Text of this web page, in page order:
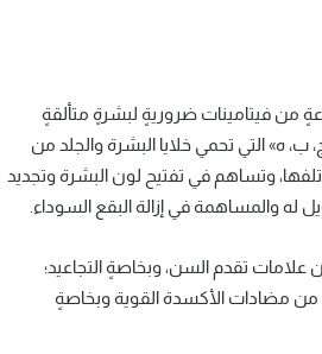
من فيتامينات ضروريةٍ لبشرةٍ متألقةٍ
ب، ه» التي تحمي خلايا البشرة والجلد من
وتساهم في تفتيح لون البشرة وتجديد
له والمساهمة في إزالة البقع السوداء.
علامات تقدم السن، وبخاصةٍ التجاعيد؛
مضادات الأكسدة القوية وبخاصةٍ